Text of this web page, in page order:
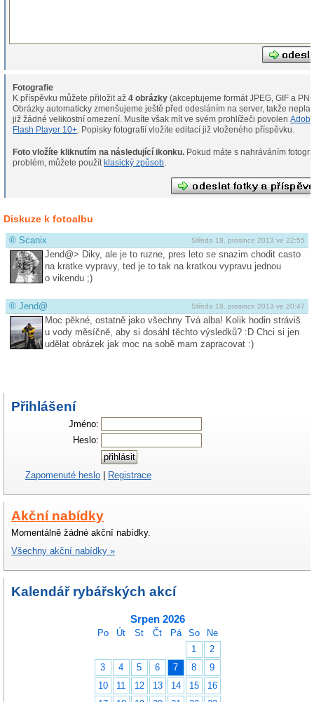
Fotografie
K příspěvku můžete přiložit až4 obrázky (akceptujeme formát JPEG, GIF a
Obrázky automaticky zmenšujeme ještě před odesláním na server, takže
již žádné velikostní omezení. Musíte však mít ve svém prohlížeči povolen
Flash Player 10+ . Popisky fotografií vložíte editací již vloženého příspěvku.
Foto vložíte kliknutím na následující ikonku.
problém, můžete použítklasický způsob
Diskuze k fotoalbu
Středa 18. prosince 2013 ve 22:55
® Scanix
Jend@> Diky, ale je to ruzne, pres leto se snazim chodit casto
na kratke vypravy, ted je to tak na kratkou vypravu jednou
o vikendu ;)
Středa 18. prosince 2013 ve 20:47
® Jend@
Moc pěkné, ostatně jako všechny Tvá alba! Kolik hodin stráviš
u vody měsíčně, aby si dosáhl těchto výsledků? :D Chci si jen
udělat obrázek jak moc na sobě mam zapracovat :)
Přihlášení
Jméno:
Heslo:
Zapomenuté heslo Registrace
Akční nabídky
Momentálně žádné akční nabídky.
Všechny akční nabídky »
Kalendář rybářských akcí
Srpen 2026
Po Út St Čt Pá So
Ne
1
2
3
4 5 6 7 8
9
10
11 12 13 14 15
16